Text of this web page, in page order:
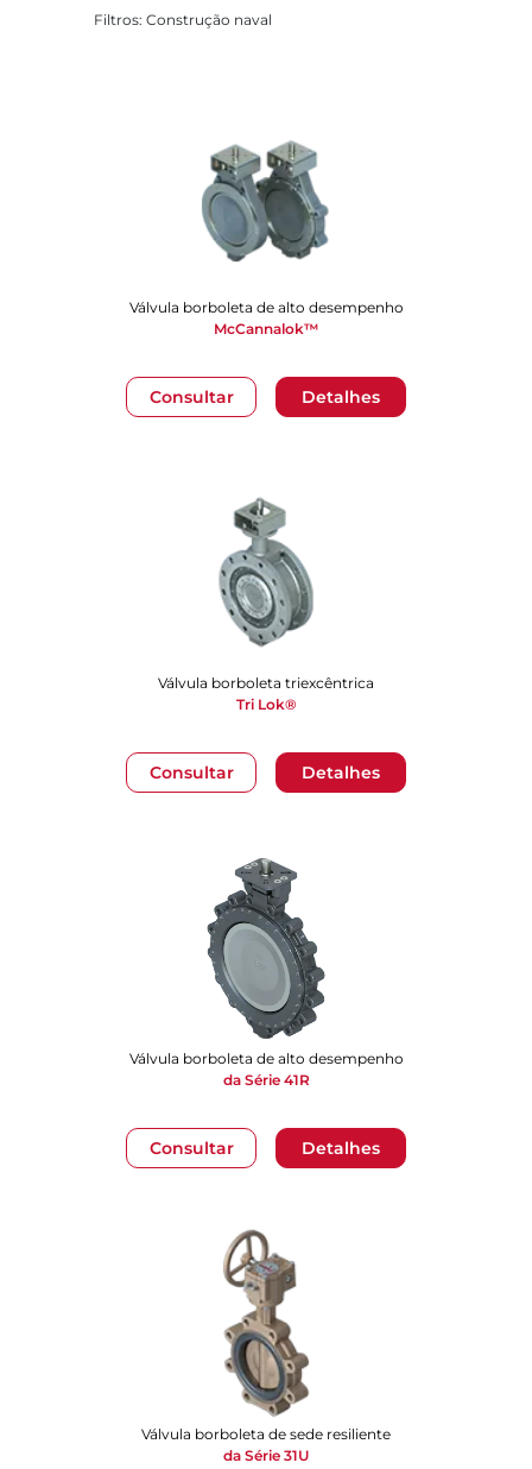
Filtros: Construção naval
Consultar Detalhes
Válvula borboleta de alto desempenho
McCannalok™
Consultar Detalhes
Válvula borboleta triexcêntrica
Tri Lok®
Consultar Detalhes
Válvula borboleta de alto desempenho
da Série 41R
Válvula borboleta de sede resiliente
da Série 31U